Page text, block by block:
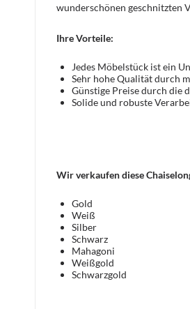
wunderschönen geschnitzten
Ihre Vorteile:
Jedes Möbelstück ist ein
Sehr hohe Qualität durch
Günstige Preise durch die
Solide und robuste
Wir verkaufen diese
Gold
Weiß
Silber
Schwarz
Mahagoni
Weißgold
Schwarzgold